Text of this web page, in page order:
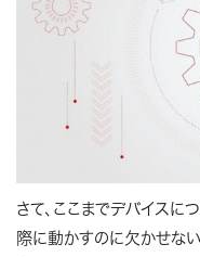
さて、ここまでデバイスに
際に動かすのに欠かせない